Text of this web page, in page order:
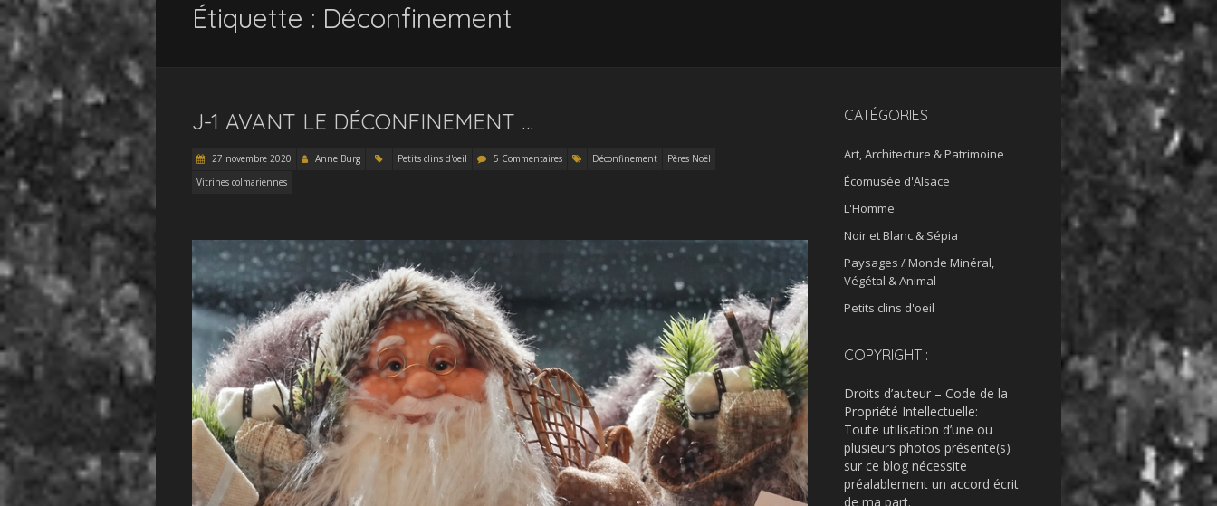
Étiquette : Déconfinement
J-1 AVANT LE DÉCONFINEMENT …
27 novembre 2020 Anne Burg Petits clins d'oeil 5 Commentaires Déconfinement
Pères Noël
Vitrines colmariennes
CATÉGORIES
Art, Architecture & Patrimoine
Écomusée d'Alsace
L'Homme
Noir et Blanc & Sépia
Paysages / Monde Minéral,
Végétal & Animal
Petits clins d'oeil
COPYRIGHT :
Droits d’auteur – Code de la
Propriété Intellectuelle:
Toute utilisation d’une ou
plusieurs photos présente(s)
sur ce blog nécessite
préalablement un accord écrit
de ma part.